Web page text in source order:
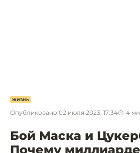
ЖИЗНЬ
Опубликовано 02 июля 2023, 17:34 4
Бой Маска и
Почему